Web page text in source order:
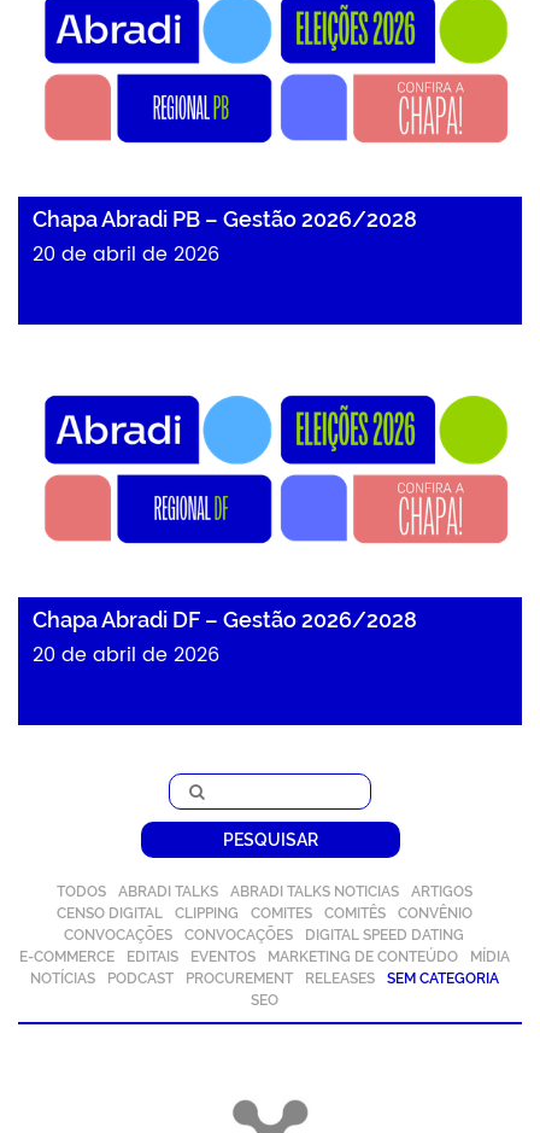
Chapa Abradi PB – Gestão 2026/2028
20 de abril de 2026
Chapa Abradi DF – Gestão 2026/2028
20 de abril de 2026
PESQUISAR
TODOS ABRADI TALKS ABRADI TALKS NOTICIAS
ARTIGOS
CENSO DIGITAL
CLIPPING COMITES COMITÊS
CONVÊNIO
CONVOCAÇÕES
CONVOCAÇÕES
DIGITAL SPEED DATING
E-COMMERCE
EDITAIS EVENTOS MARKETING DE CONTEÚDO
MÍDIA
NOTÍCIAS
PODCAST PROCUREMENT RELEASES
SEM CATEGORIA
SEO